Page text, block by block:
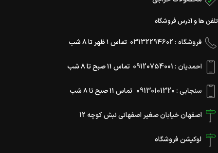
تلفن ها و آدرس فروشگاه
فروشگاه : 03132294602 تماس ۱ ظهر تا ۸ شب
احمدیان : 09120754001 تماس ۱۱ صبح تا ۸ شب
سنجابی : 09130101320 تماس ۱۱ صبح تا ۸ شب
اصفهان خیابان صغیر اصفهانی نبش کوچه 12
لوکیشن فروشگاه